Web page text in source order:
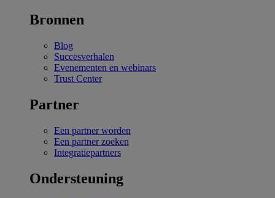
Bronnen
Blog
Succesverhalen
Evenementen en webinars
Trust Center
Partner
Een partner worden
Een partner zoeken
Integratiepartners
Ondersteuning